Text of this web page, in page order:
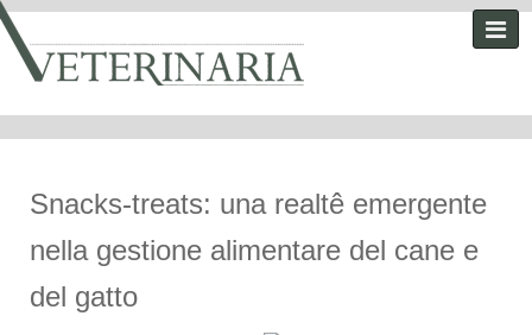
Snacks-treats: una realtê emergente
nella gestione alimentare del cane e
del gatto